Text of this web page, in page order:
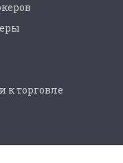
к торговле